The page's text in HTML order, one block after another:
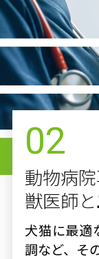
02
動物病
獣医師と
犬猫に最適
調など、そ